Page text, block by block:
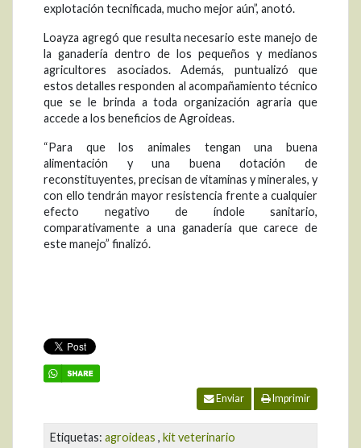
explotación tecnificada, mucho mejor aún”, anotó.
Loayza agregó que resulta necesario este manejo de
la ganadería dentro de los pequeños y medianos
agricultores asociados. Además, puntualizó que
estos detalles responden al acompañamiento técnico
que se le brinda a toda organización agraria que
accede a los beneficios de Agroideas.
“Para que los animales tengan una buena
alimentación y una buena dotación de
reconstituyentes, precisan de vitaminas y minerales, y
con ello tendrán mayor resistencia frente a cualquier
efecto negativo de índole sanitario,
comparativamente a una ganadería que carece de
este manejo” finalizó.
Enviar Imprimir
Etiquetas: agroideas , kit veterinario